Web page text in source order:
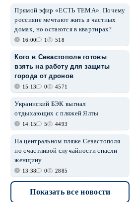
Прямой эфир «ЕСТЬ ТЕМА». Почему
россияне мечтают жить в частных
домах, но остаются в квартирах?
16:00 1 518
Кого в Севастополе готовы
взять на работу для защиты
города от дронов
15:13 0 4571
Украинский БЭК выгнал
отдыхающих с пляжей Ялты
14:15 5 4493
На центральном пляже Севастополя
по счастливой случайности спасли
женщину
13:38 0 2885
Показать все новости